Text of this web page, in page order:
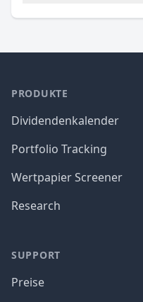
PRODUKTE
Dividendenkalender
Portfolio Tracking
Wertpapier Screener
Research
SUPPORT
Preise